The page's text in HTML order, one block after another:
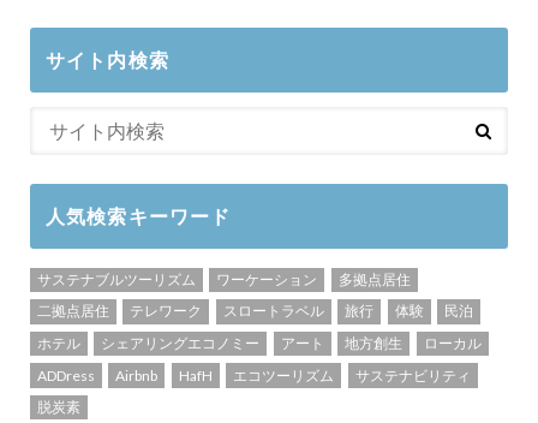
サイト内検索
人気検索キーワード
サステナブルツーリズム ワーケーション
多拠点居住
二拠点居住
テレワーク スロートラベル 旅行 体験
民泊
ホテル
シェアリングエコノミー アート 地方創生
ローカル
ADDress
Airbnb HafH エコツーリズム
サステナビリティ
脱炭素